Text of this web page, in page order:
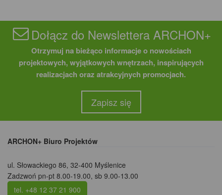
Dołącz do Newslettera ARCHON+
Otrzymuj na bieżąco informacje o nowościach
projektowych, wyjątkowych wnętrzach, inspirujących
realizacjach oraz atrakcyjnych promocjach.
Zapisz się
ARCHON+ Biuro Projektów
ul. Słowackiego 86, 32-400 Myślenice
Zadzwoń pn-pt 8.00-19.00, sb 9.00-13.00
tel. +48 12 37 21 900